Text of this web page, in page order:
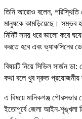
তিনি আরোও বলেন,
মানুষকে কামড়িয়েছে। সম্ভব
মিনিট সময় ধরে ভালো করে
করতে হবে এবং ভ্যাকসিনের
বিষয়টি নিয়ে সিভিল সার্জন
কথা বলে খুব দ্রুত প্রয়োজনীয়
এ বিষয়ে মানিকগঞ্জ
ইতোপূর্বে জেলা আইন-শৃঙ্খলা